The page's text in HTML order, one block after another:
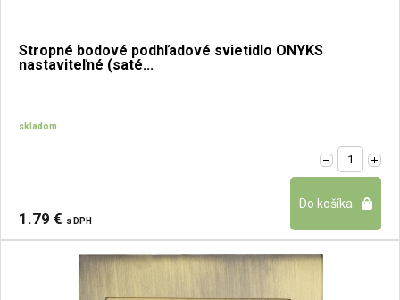
Stropné bodové podhľadové svietidlo ONYKS
nastaviteľné (saté...
skladom
1.79 € s DPH